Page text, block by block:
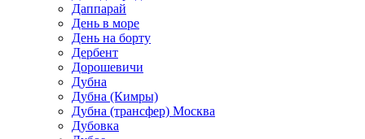
Даппарай
День в море
День на борту
Дербент
Дорошевичи
Дубна
Дубна (Кимры)
Дубна (трансфер) Москва
Дубовка